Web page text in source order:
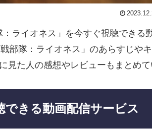
ライオネス」を今すぐ視聴できる
部隊：ライオネス」のあらすじや
た人の感想やレビューもまとめて
きる動画配信サービス